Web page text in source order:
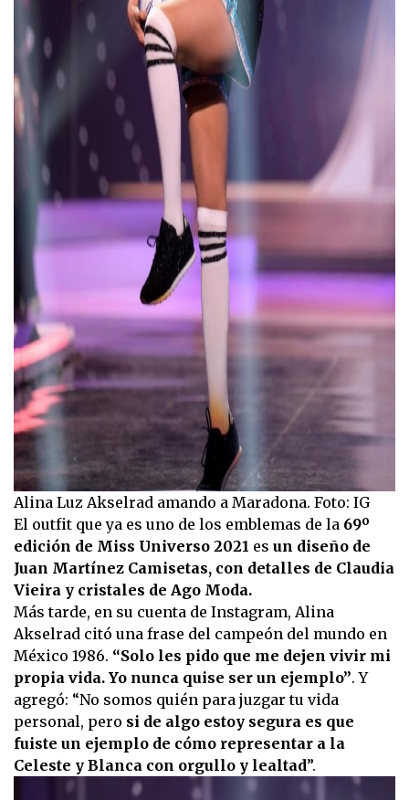
Alina Luz Akselrad amando a Maradona. Foto: IG
El outfit que ya es uno de los emblemas de la 69º
edición de Miss Universo 2021 es un diseño de
Juan Martínez Camisetas, con detalles de Claudia
Vieira y cristales de Ago Moda.
Más tarde, en su cuenta de Instagram, Alina
Akselrad citó una frase del campeón del mundo en
México 1986. “Solo les pido que me dejen vivir mi
propia vida. Yo nunca quise ser un ejemplo”. Y
agregó: “No somos quién para juzgar tu vida
personal, pero si de algo estoy segura es que
fuiste un ejemplo de cómo representar a la
Celeste y Blanca con orgullo y lealtad”.